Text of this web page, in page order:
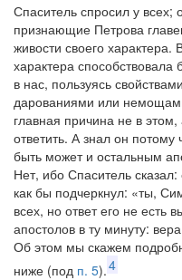
Спаситель спросил у
признающие Петрова
живости своего
характера способствовала
в нас, пользуясь
дарованиями или
главная причина не в
ответить. А знал он
быть может и остальным
Нет, ибо Спаситель сказал:
как бы подчеркнул: «ты,
всех, но ответ его не есть
апостолов в ту минуту:
Об этом мы скажем
ниже (под п. 5).4